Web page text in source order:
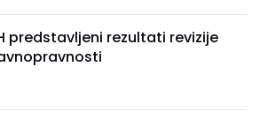
predstavljeni rezultati revizije